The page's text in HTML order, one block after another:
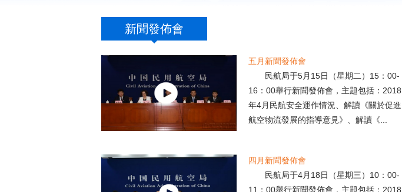
新聞發佈會
五月新聞發佈會
民航局于5月15日（星期二）15：00-
16：00舉行新聞發佈會，主題包括：2018
年4月民航安全運作情況、解讀《關於促進
航空物流發展的指導意見》、解讀《...
四月新聞發佈會
民航局于4月18日（星期三）10：00-
11：00舉行新聞發佈會，主題包括：2018